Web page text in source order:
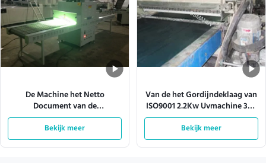
De Machine het Netto
Document van de
gordijndeklaag bezoek van de
Breedtefabriek
Bekijk meer
Van de het Gordijndeklaag van
ISO9001 2.2Kw Uvmachine 304
Roestvrij staalplaat
Bekijk meer